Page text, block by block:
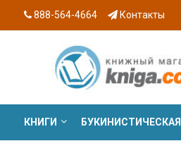
888-564-4664 Контакты
КНИГИ